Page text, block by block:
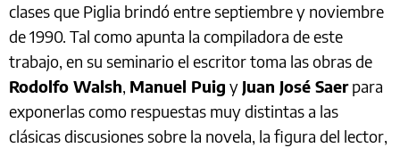
clases que Piglia brindó entre septiembre y noviembre
de 1990. Tal como apunta la compiladora de este
trabajo, en su seminario el escritor toma las obras de
Rodolfo Walsh, Manuel Puig y Juan José Saerpara
exponerlas como respuestas muy distintas a las
clásicas discusiones sobre la novela, la figura del lector,